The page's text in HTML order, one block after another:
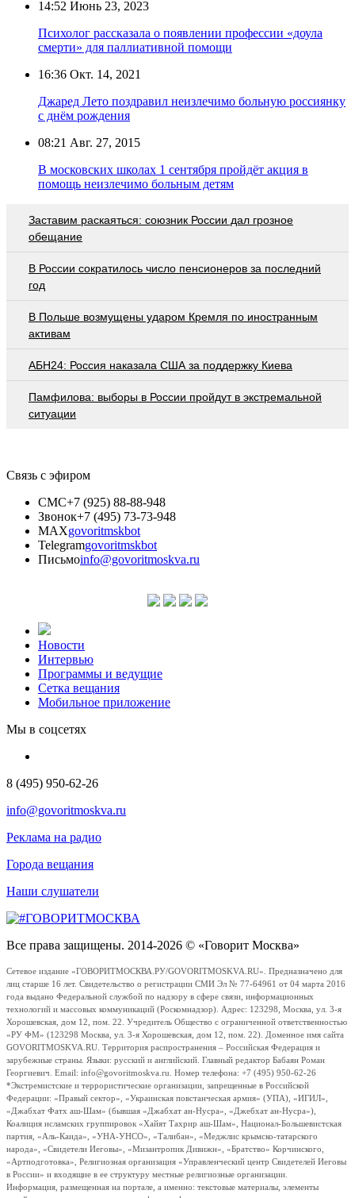
14:52 Июнь 23, 2023
Психолог рассказала о появлении профессии «доула
смерти» для паллиативной помощи
16:36 Окт. 14, 2021
Джаред Лето поздравил неизлечимо больную россиянку
с днём рождения
08:21 Авг. 27, 2015
В московских школах 1 сентября пройдёт акция в
помощь неизлечимо больным детям
Заставим раскаяться: союзник России дал грозное
обещание
В России сократилось число пенсионеров за последний
год
В Польше возмущены ударом Кремля по иностранным
активам
АБН24: Россия наказала США за поддержку Киева
Памфилова: выборы в России пройдут в экстремальной
ситуации
Связь с эфиром
СМС+7 (925) 88-88-948
Звонок+7 (495) 73-73-948
MAXgovoritmskbot
Telegramgovoritmskbot
Письмоinfo@govoritmoskva.ru
Новости
Интервью
Программы и ведущие
Сетка вещания
Мобильное приложение
Мы в соцсетях
8 (495) 950-62-26
info@govoritmoskva.ru
Реклама на радио
Города вещания
Наши слушатели
Все права защищены. 2014-2026 © «Говорит Москва»
Сетевое издание «ГОВОРИТМОСКВА.РУ/GOVORITMOSKVA.RU». Предназначено для
лиц старше 16 лет. Свидетельство о регистрации СМИ Эл № 77-64961 от 04 марта 2016
года выдано Федеральной службой по надзору в сфере связи, информационных
технологий и массовых коммуникаций (Роскомнадзор). Адрес: 123298, Москва, ул. 3-я
Хорошевская, дом 12, пом. 22. Учредитель Общество с ограниченной ответственностью
«РУ ФМ» (123298 Москва, ул. 3-я Хорошевская, дом 12, пом. 22). Доменное имя сайта
GOVORITMOSKVA.RU. Территория распространения – Российская Федерация и
зарубежные страны. Языки: русский и английский. Главный редактор Бабаян Роман
Георгиевич. Email: info@govoritmoskva.ru. Номер телефона: +7 (495) 950-62-26
*Экстремистские и террористические организации, запрещенные в Российской
Федерации: «Правый сектор», «Украинская повстанческая армия» (УПА), «ИГИЛ»,
«Джабхат Фатх аш-Шам» (бывшая «Джабхат ан-Нусра», «Джебхат ан-Нусра»),
Коалиция исламских группировок «Хайят Тахрир аш-Шам», Национал-Большевистская
партия, «Аль-Каида», «УНА-УНСО», «Талибан», «Меджлис крымско-татарского
народа», «Свидетели Иеговы», «Мизантропик Дивижн», «Братство» Корчинского,
«Артподготовка», Религиозная организация «Управленческий центр Свидетелей Иеговы
в России» и входящие в ее структуру местные религиозные организации.
Информация, размещенная на портале, а именно: текстовые материалы, элементы